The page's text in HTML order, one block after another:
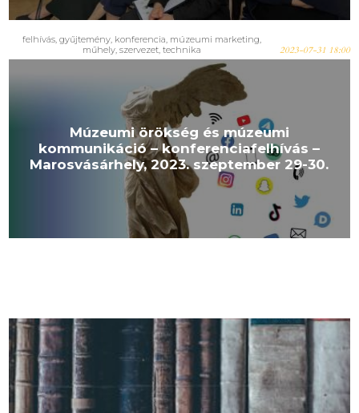
felhívás, gyűjtemény, konferencia, múzeumi marketing,
műhely, szervezet, technika
2023-07-31 18:00
Múzeumi örökség és múzeumi
kommunikáció – konferenciafelhívás –
Marosvásárhely, 2023. szeptember 29-30.